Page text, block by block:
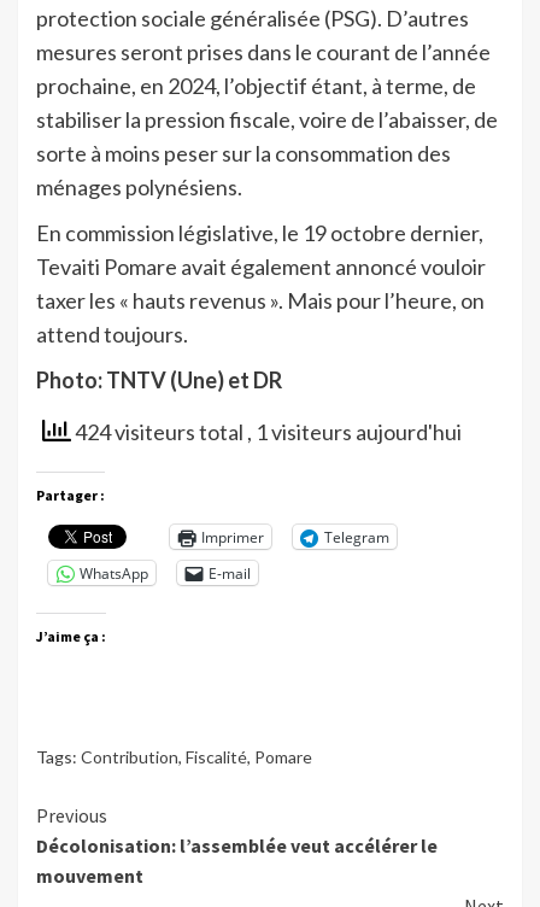
protection sociale généralisée (PSG). D’autres
mesures seront prises dans le courant de l’année
prochaine, en 2024, l’objectif étant, à terme, de
stabiliser la pression fiscale, voire de l’abaisser, de
sorte à moins peser sur la consommation des
ménages polynésiens.
En commission législative, le 19 octobre dernier,
Tevaiti Pomare avait également annoncé vouloir
taxer les « hauts revenus ». Mais pour l’heure, on
attend toujours.
Photo: TNTV (Une) et DR
424 visiteurs total , 1 visiteurs aujourd'hui
Partager :
Imprimer
Telegram
WhatsApp
E-mail
J’aime ça :
Tags: Contribution, Fiscalité, Pomare
Continue
Reading
Previous
Décolonisation: l’assemblée veut accélérer le
mouvement